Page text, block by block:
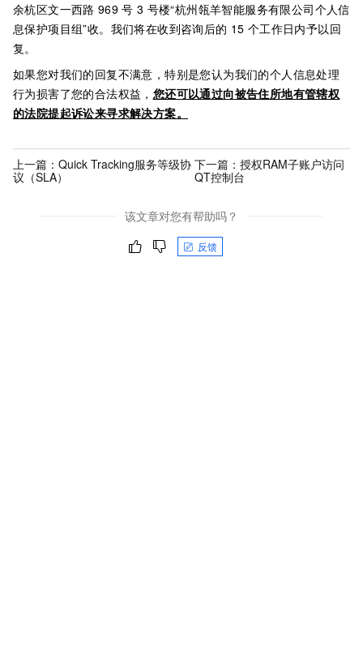
余杭区文一西路 969 号 3 号楼“杭州瓴羊智能服务有限公司个人信
息保护项目组”收。我们将在收到咨询后的 15 个工作日内予以回
复。
如果您对我们的回复不满意，特别是您认为我们的个人信息处理
行为损害了您的合法权益， 您还可以通过向被告住所地有管辖权
的法院提起诉讼来寻求解决方案。
上一篇： Quick Tracking服务等级协
议（SLA）
下一篇： 授权RAM子账户访问
QT控制台
该文章对您有帮助吗？
反馈